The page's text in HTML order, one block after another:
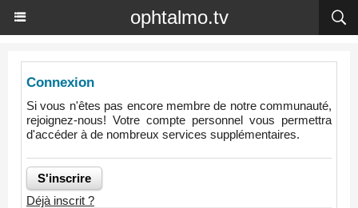
ophtalmo.tv
Connexion
Si vous n'êtes pas encore membre de notre communauté,
rejoignez-nous! Votre compte personnel vous permettra
d'accéder à de nombreux services supplémentaires.
Déjà inscrit ?